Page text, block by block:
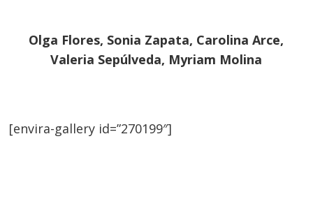
Olga Flores, Sonia Zapata, Carolina Arce,
Valeria Sepúlveda, Myriam Molina
[envira-gallery id=”270199″]